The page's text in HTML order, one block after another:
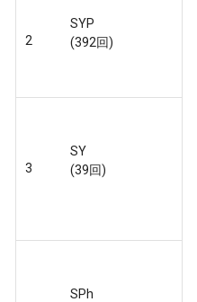
2
SYP
(392回)
3
SY
(39回)
SPh